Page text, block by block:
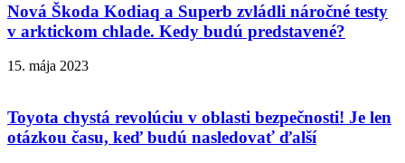
Nová Škoda Kodiaq a Superb zvládli náročné testy
v arktickom chlade. Kedy budú predstavené?
15. mája 2023
Toyota chystá revolúciu v oblasti bezpečnosti! Je len
otázkou času, keď budú nasledovať ďalší